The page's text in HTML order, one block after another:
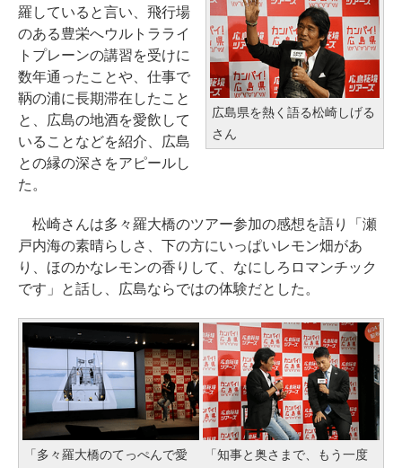
広島県を熱く語る松崎しげる
さん
羅していると言い、飛行場
のある豊栄へウルトラライ
トプレーンの講習を受けに
数年通ったことや、仕事で
鞆の浦に長期滞在したこと
と、広島の地酒を愛飲して
いることなどを紹介、広島
との縁の深さをアピールし
た。
松崎さんは多々羅大橋のツアー参加の感想を語り「瀬
戸内海の素晴らしさ、下の方にいっぱいレモン畑があ
り、ほのかなレモンの香りして、なにしろロマンチック
です」と話し、広島ならではの体験だとした。
「多々羅大橋のてっぺんで愛 「知事と奥さまで、もう一度